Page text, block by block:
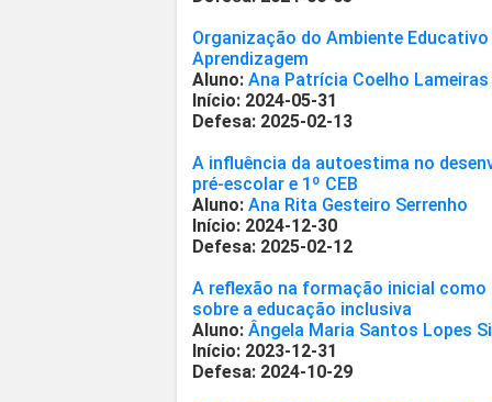
Organização do Ambiente
Aprendizagem
Aluno:Ana Patrícia Coelho Lameiras
Início: 2024-05-31
Defesa: 2025-02-13
A influência da autoestima no
pré-escolar e 1º CEB
Aluno:Ana Rita Gesteiro Serrenho
Início: 2024-12-30
Defesa: 2025-02-12
A reflexão na formação inicial
sobre a educação inclusiva
Aluno:Ângela Maria Santos Lopes
Início: 2023-12-31
Defesa: 2024-10-29